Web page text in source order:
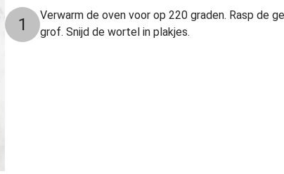
1
Verwarm de oven voor op 220 graden. Rasp de
grof. Snijd de wortel in plakjes.